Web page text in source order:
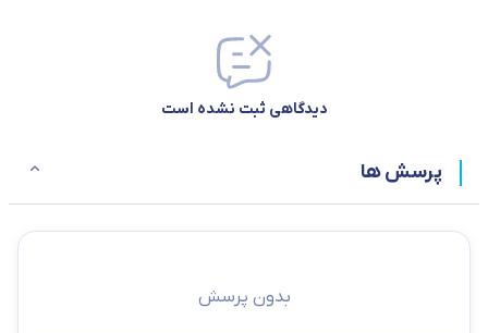
دیدگاهی ثبت نشده است
پرسش ها
بدون پرسش